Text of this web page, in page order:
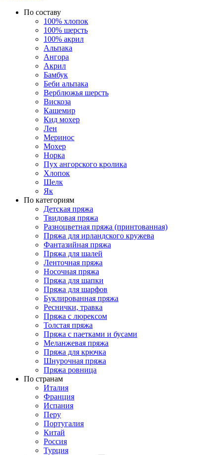
По составу
100% хлопок
100% шерсть
100% акрил
Альпака
Ангора
Акрил
Бамбук
Беби альпака
Верблюжья шерсть
Вискоза
Кашемир
Кид мохер
Лен
Меринос
Мохер
Норка
Пух ангорского кролика
Хлопок
Шелк
Як
По категориям
Детская пряжа
Твидовая пряжа
Разноцветная пряжа (принтованная)
Пряжа для ирландского кружева
Фантазийная пряжа
Пряжа для шалей
Ленточная пряжа
Носочная пряжа
Пряжа для шапки
Пряжа для шарфов
Буклированная пряжа
Реснички, травка
Пряжа с люрексом
Толстая пряжа
Пряжа с паетками и бусами
Меланжевая пряжа
Пряжа для крючка
Шнурочная пряжа
Пряжа ровница
По странам
Италия
Франция
Испания
Перу
Португалия
Китай
Россия
Турция